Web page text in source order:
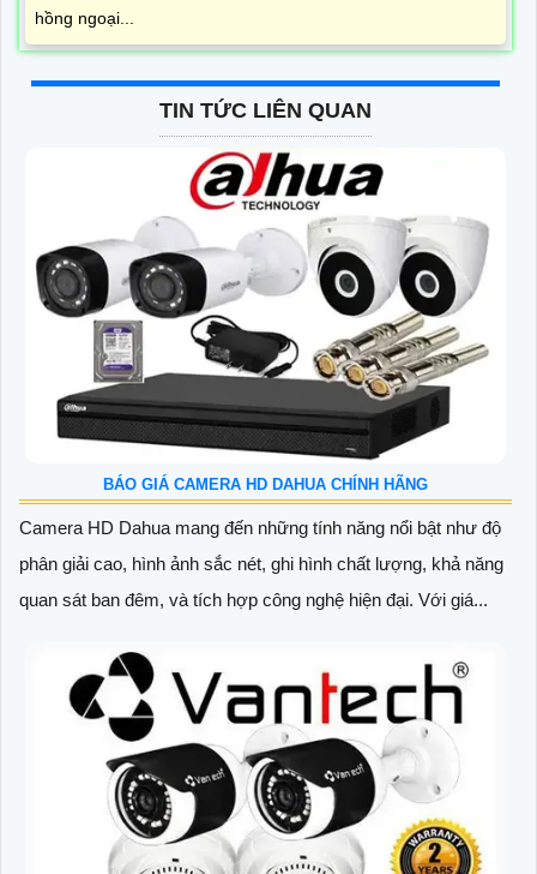
hồng ngoại...
TIN TỨC LIÊN QUAN
BÁO GIÁ CAMERA HD DAHUA CHÍNH HÃNG
Camera HD Dahua mang đến những tính năng nổi bật như độ
phân giải cao, hình ảnh sắc nét, ghi hình chất lượng, khả năng
quan sát ban đêm, và tích hợp công nghệ hiện đại. Với giá...